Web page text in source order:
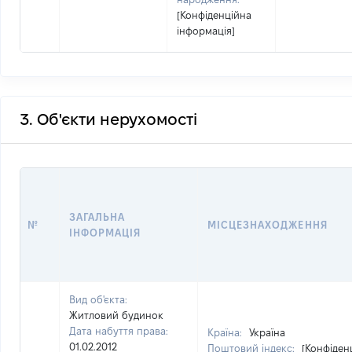
[Конфіденційна
інформація]
3. Об'єкти нерухомості
№
ЗАГАЛЬНА
ІНФОРМАЦІЯ
МІСЦЕЗНАХОДЖЕННЯ
Вид об'єкта:
Житловий будинок
Дата набуття права:
01.02.2012
Країна:
Україна
Поштовий індекс: